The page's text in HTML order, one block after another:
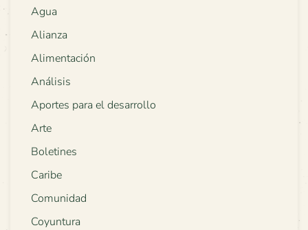
Agua
Alianza
Alimentación
Análisis
Aportes para el desarrollo
Arte
Boletines
Caribe
Comunidad
Coyuntura